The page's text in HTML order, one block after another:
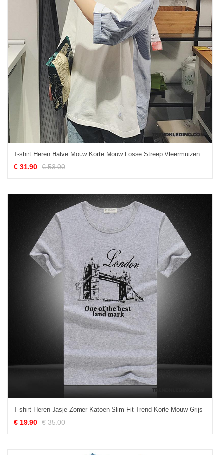
T-shirt Heren Halve Mouw Korte Mouw Losse Streep Vleermuizen Zomer Wit
€ 31.90 € 53.00
T-shirt Heren Jasje Zomer Katoen Slim Fit Trend Korte Mouw Grijs
€ 19.90 € 35.00